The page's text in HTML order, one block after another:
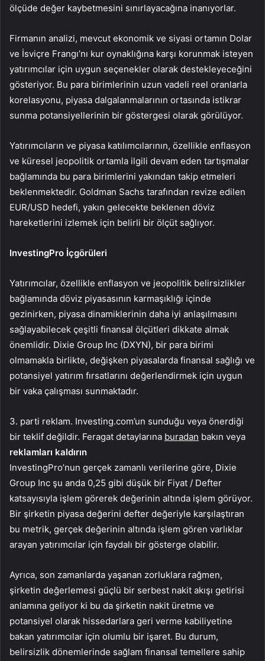
ölçüde değer kaybetmesini sınırlayacağına inanıyorlar.
Firmanın analizi, mevcut ekonomik ve siyasi ortamın Dolar
ve İsviçre Frangı’nı kur oynaklığına karşı korunmak isteyen
yatırımcılar için uygun seçenekler olarak destekleyeceğini
gösteriyor. Bu para birimlerinin uzun vadeli reel oranlarla
korelasyonu, piyasa dalgalanmalarının ortasında istikrar
sunma potansiyellerinin bir göstergesi olarak görülüyor.
Yatırımcıların ve piyasa katılımcılarının, özellikle enflasyon
ve küresel jeopolitik ortamla ilgili devam eden tartışmalar
bağlamında bu para birimlerini yakından takip etmeleri
beklenmektedir. Goldman Sachs tarafından revize edilen
EUR/USD hedefi, yakın gelecekte beklenen döviz
hareketlerini izlemek için belirli bir ölçüt sağlıyor.
InvestingPro İçgörüleri
Yatırımcılar, özellikle enflasyon ve jeopolitik belirsizlikler
bağlamında döviz piyasasının karmaşıklığı içinde
gezinirken, piyasa dinamiklerinin daha iyi anlaşılmasını
sağlayabilecek çeşitli finansal ölçütleri dikkate almak
önemlidir. Dixie Group Inc (DXYN), bir para birimi
olmamakla birlikte, değişken piyasalarda finansal sağlığı ve
potansiyel yatırım fırsatlarını değerlendirmek için uygun
bir vaka çalışması sunmaktadır.
3. parti reklam. Investing.com’un sunduğu veya önerdiği
bir teklif değildir. Feragat detaylarına buradan bakın veya
reklamları kaldırın
InvestingPro’nun gerçek zamanlı verilerine göre, Dixie
Group Inc şu anda 0,25 gibi düşük bir Fiyat / Defter
katsayısıyla işlem görerek değerinin altında işlem görüyor.
Bir şirketin piyasa değerini defter değeriyle karşılaştıran
bu metrik, gerçek değerinin altında işlem gören varlıklar
arayan yatırımcılar için faydalı bir gösterge olabilir.
Ayrıca, son zamanlarda yaşanan zorluklara rağmen,
şirketin değerlemesi güçlü bir serbest nakit akışı getirisi
anlamına geliyor ki bu da şirketin nakit üretme ve
potansiyel olarak hissedarlara geri verme kabiliyetine
bakan yatırımcılar için olumlu bir işaret. Bu durum,
belirsizlik dönemlerinde sağlam finansal temellere sahip